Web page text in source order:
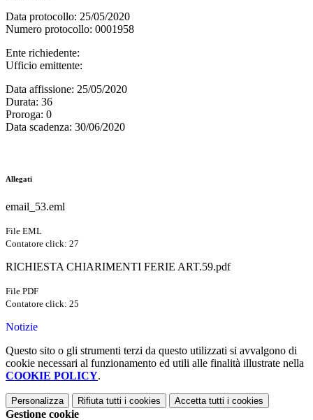
Data protocollo: 25/05/2020
Numero protocollo: 0001958
Ente richiedente:
Ufficio emittente:
Data affissione: 25/05/2020
Durata: 36
Proroga: 0
Data scadenza: 30/06/2020
Allegati
email_53.eml
File EML
Contatore click: 27
RICHIESTA CHIARIMENTI FERIE ART.59.pdf
File PDF
Contatore click: 25
Notizie
Questo sito o gli strumenti terzi da questo utilizzati si avvalgono di
cookie necessari al funzionamento ed utili alle finalità illustrate nella
COOKIE POLICY.
Personalizza Rifiuta tutti i cookies Accetta tutti i cookies
Gestione cookie